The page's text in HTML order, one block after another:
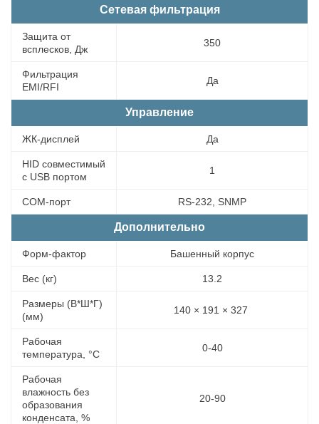
Сетевая фильтрация
Защита от
всплесков, Дж
350
Фильтрация
EMI/RFI
Да
Управление
ЖК-дисплей Да
HID совместимый
с USB портом
1
COM-порт RS-232, SNMP
Дополнительно
Форм-фактор Башенный корпус
Вес (кг) 13.2
Размеры (В*Ш*Г)
(мм)
140 × 191 × 327
Рабочая
температура, °C
0-40
Рабочая
влажность без
образования
конденсата, %
20-90